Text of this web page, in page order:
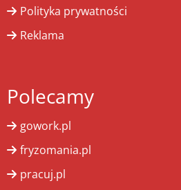
Polityka prywatności
Reklama
Polecamy
gowork.pl
fryzomania.pl
pracuj.pl